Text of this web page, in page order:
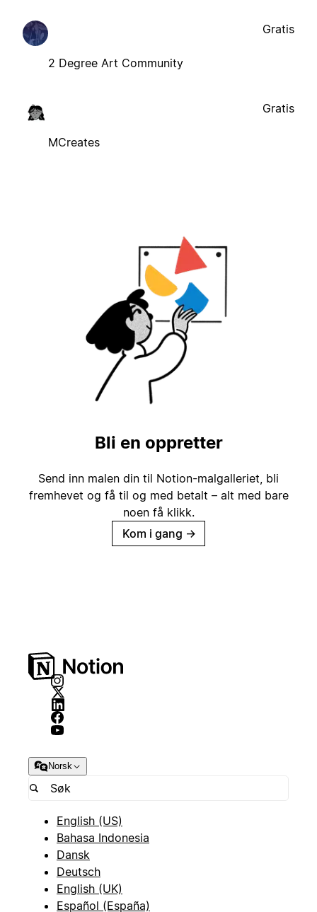
2 Degree Art Community
Gratis
MCreates
Gratis
Bli en oppretter
Send inn malen din til Notion-malgalleriet, bli
fremhevet og få til og med betalt – alt med bare
noen få klikk.
Kom i gang →
Norsk
English (US)
Bahasa Indonesia
Dansk
Deutsch
English (UK)
Español (España)